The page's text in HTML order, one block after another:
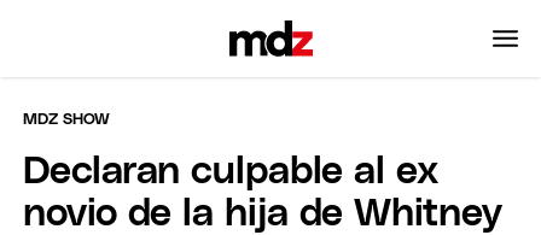
MDZ SHOW
Declaran culpable al ex
novio de la hija de Whitney